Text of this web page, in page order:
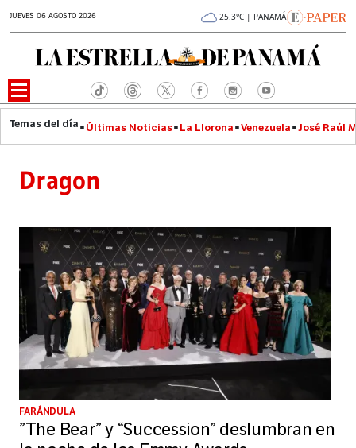
JUEVES 06 AGOSTO 2026 25.3°C | PANAMÁ
Últimas Noticias La Llorona Venezuela José Raúl
Dragon
FARÁNDULA
”The Bear” y “Succession” deslumbran en